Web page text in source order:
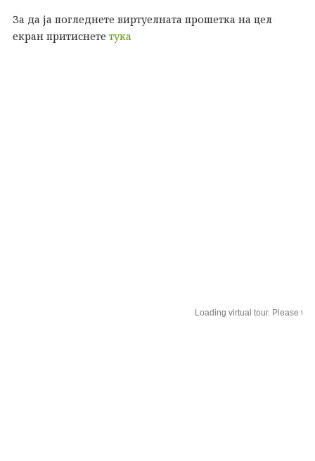
За да ја погледнете виртуелната прошетка на цел
екран притиснете тука